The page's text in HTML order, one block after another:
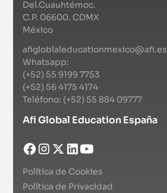
Del.Cuauhtémoc.
C.P. 06600. CDMX
México
afigloblaleducationmexico@afi.es
Whatsapp:
(+52) 55 9199 7753
(+52) 56 4175 4174
Teléfono: (+52) 55 884 09777
Afi Global Education España
Política de Cookies
Política de Privacidad